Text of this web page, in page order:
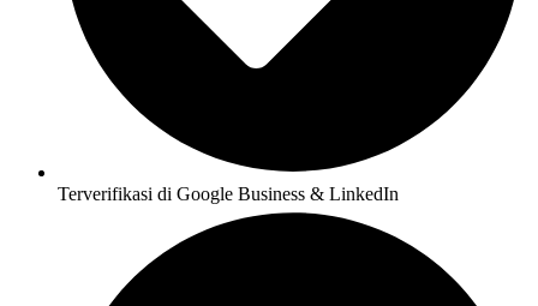
Terverifikasi di Google Business & LinkedIn